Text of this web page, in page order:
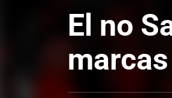
El no